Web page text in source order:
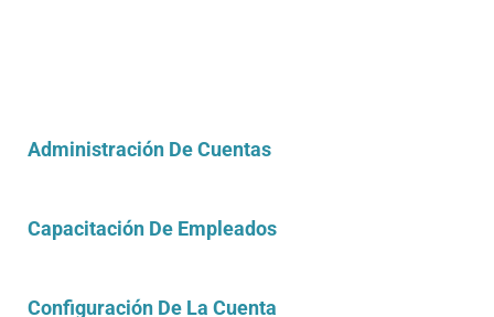
Administración De Cuentas
Capacitación De Empleados
Configuración De La Cuenta